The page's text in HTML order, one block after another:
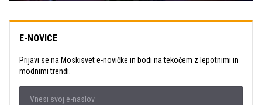
E-NOVICE
Prijavi se na Moskisvet e-novičke in bodi na tekočem z lepotnimi in
modnimi trendi.